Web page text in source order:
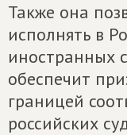
Также она
исполнять в
иностранных
обеспечит
границей
российских